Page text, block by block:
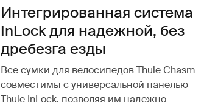
Интегрированная система
InLock для надежной, без
дребезга езды
Все сумки для велосипедов Thule Chasm
совместимы с универсальной панелью
Thule InLock, позволяя им надежно